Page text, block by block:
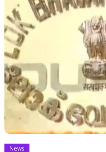
News